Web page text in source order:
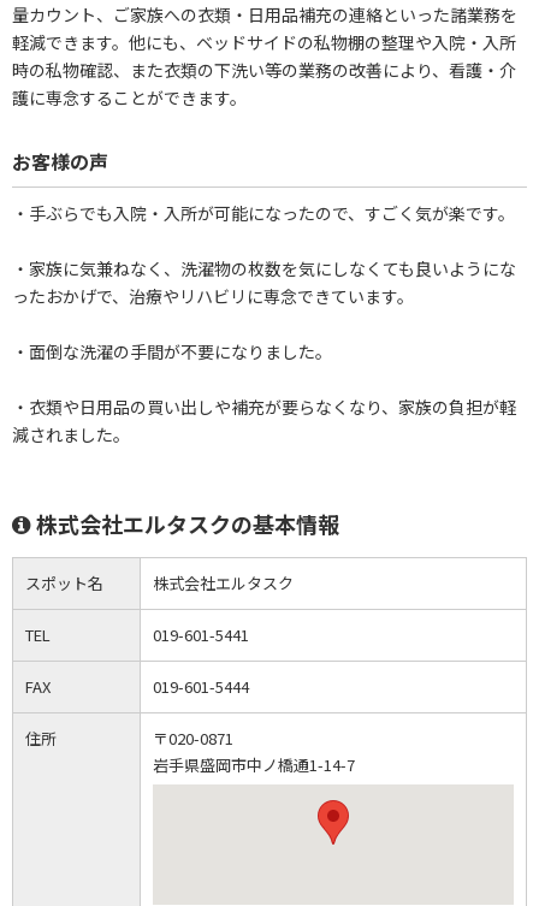
量カウント、ご家族への衣類・日用品補充の連絡といった諸業務を
軽減できます。他にも、ベッドサイドの私物棚の整理や入院・入所
時の私物確認、また衣類の下洗い等の業務の改善により、看護・介
護に専念することができます。
お客様の声
・手ぶらでも入院・入所が可能になったので、すごく気が楽です。
・家族に気兼ねなく、洗濯物の枚数を気にしなくても良いようにな
ったおかげで、治療やリハビリに専念できています。
・面倒な洗濯の手間が不要になりました。
・衣類や日用品の買い出しや補充が要らなくなり、家族の負担が軽
減されました。
株式会社エルタスクの基本情報
スポット名 株式会社エルタスク
TEL 019-601-5441
FAX 019-601-5444
住所
〒020-0871
岩手県盛岡市中ノ橋通1-14-7